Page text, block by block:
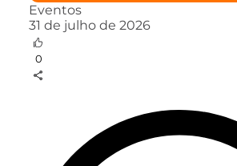
Eventos
31 de julho de 2026
0